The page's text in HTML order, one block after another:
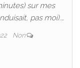
sur mes
pas moi).…
Non